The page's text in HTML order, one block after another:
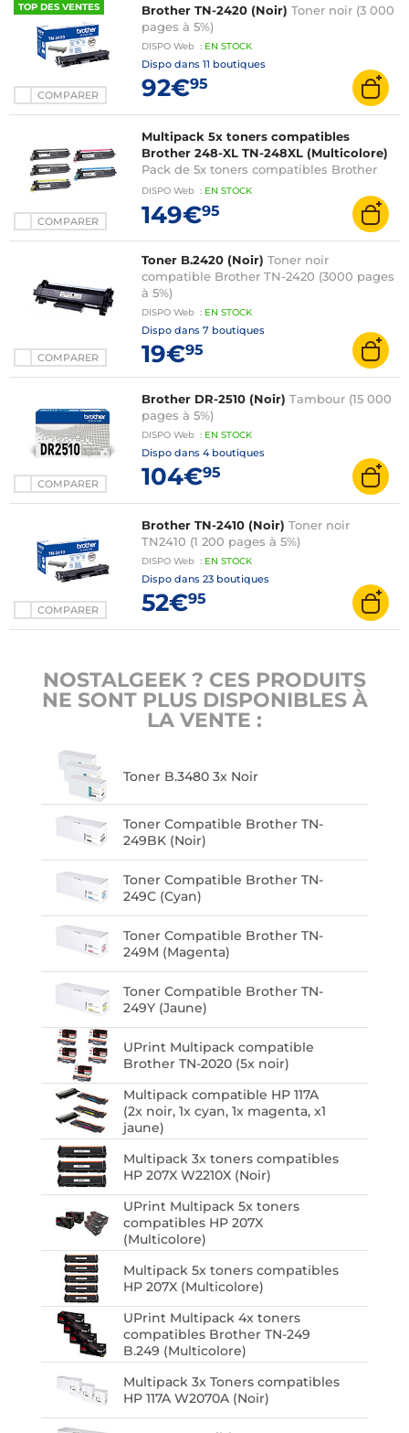
TOP DES VENTES
COMPARER
Brother TN-2420 (Noir) Toner noir (3 000
pages à 5%)
DISPO Web : EN STOCK
Dispo dans 11 boutiques
92€95
COMPARER
Multipack 5x toners compatibles
Brother 248-XL TN-248XL (Multicolore)
Pack de 5x toners compatibles Brother
TN-248XL (2x 3000 + 3 x 2300 pages à 5%)
Multicolore
DISPO Web : EN STOCK
149€95
COMPARER
Toner B.2420 (Noir) Toner noir
compatible Brother TN-2420 (3000 pages
à 5%)
DISPO Web : EN STOCK
Dispo dans 7 boutiques
19€95
COMPARER
Brother DR-2510 (Noir) Tambour (15 000
pages à 5%)
DISPO Web : EN STOCK
Dispo dans 4 boutiques
104€95
COMPARER
Brother TN-2410 (Noir) Toner noir
TN2410 (1 200 pages à 5%)
DISPO Web : EN STOCK
Dispo dans 23 boutiques
52€95
NOSTALGEEK ? CES PRODUITS
NE SONT PLUS DISPONIBLES À
LA VENTE :
Toner B.3480 3x Noir
Toner Compatible Brother TN-
249BK (Noir)
Toner Compatible Brother TN-
249C (Cyan)
Toner Compatible Brother TN-
249M (Magenta)
Toner Compatible Brother TN-
249Y (Jaune)
UPrint Multipack compatible
Brother TN-2020 (5x noir)
Multipack compatible HP 117A
(2x noir, 1x cyan, 1x magenta, x1
jaune)
Multipack 3x toners compatibles
HP 207X W2210X (Noir)
UPrint Multipack 5x toners
compatibles HP 207X
(Multicolore)
Multipack 5x toners compatibles
HP 207X (Multicolore)
UPrint Multipack 4x toners
compatibles Brother TN-249
B.249 (Multicolore)
Multipack 3x Toners compatibles
HP 117A W2070A (Noir)